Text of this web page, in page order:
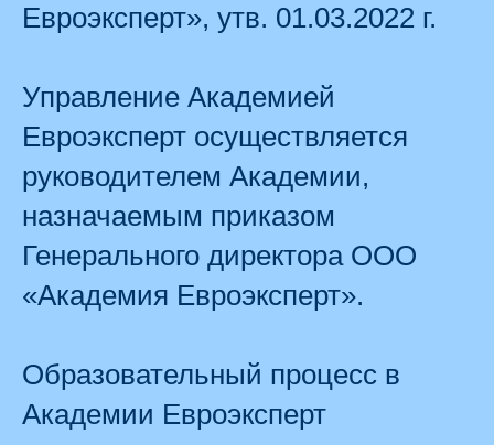
Евроэксперт», утв. 01.03.2022 г.
Управление Академией
Евроэксперт осуществляется
руководителем Академии,
назначаемым приказом
Генерального директора ООО
«Академия Евроэксперт».
Образовательный процесс в
Академии Евроэксперт